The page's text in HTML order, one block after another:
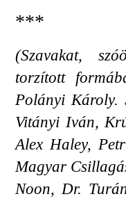
***
(Szavakat,
torzított
Polányi Károly.
Vitányi Iván,
Alex Haley,
Magyar
Noon, Dr.